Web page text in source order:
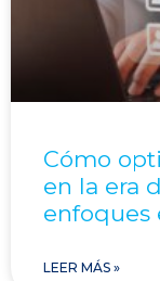
Cómo
en la era
enfoques
LEER MÁS »